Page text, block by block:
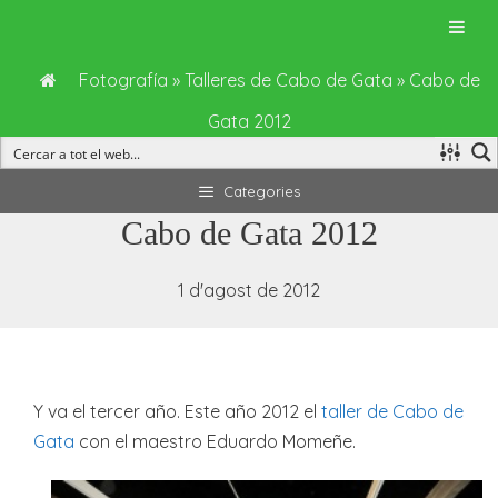
al
Categories
Cabo de Gata 2012
1 d'agost de 2012
Y va el tercer año. Este año 2012 el taller de Cabo de
Gata con el maestro Eduardo Momeñe.
Fotografía » Talleres de Cabo de Gata » Cabo de
Gata 2012